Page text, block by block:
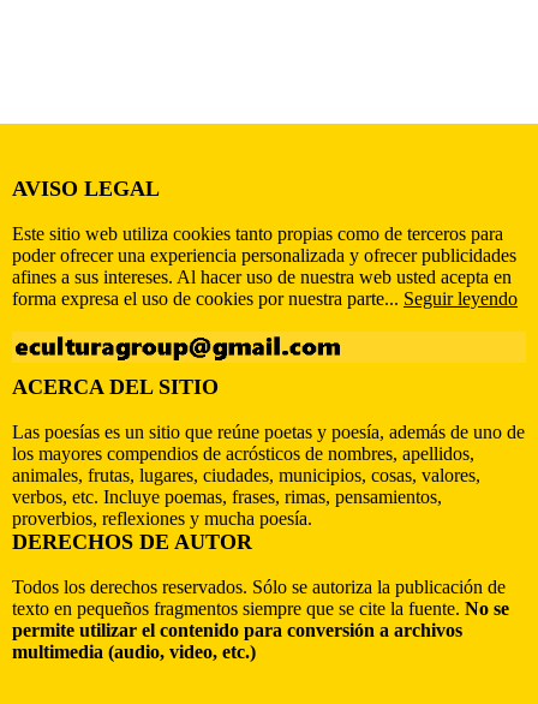
AVISO LEGAL
Este sitio web utiliza cookies tanto propias como de terceros para
poder ofrecer una experiencia personalizada y ofrecer publicidades
afines a sus intereses. Al hacer uso de nuestra web usted acepta en
forma expresa el uso de cookies por nuestra parte... Seguir leyendo
ACERCA DEL SITIO
Las poesías es un sitio que reúne poetas y poesía, además de uno de
los mayores compendios de acrósticos de nombres, apellidos,
animales, frutas, lugares, ciudades, municipios, cosas, valores,
verbos, etc. Incluye poemas, frases, rimas, pensamientos,
proverbios, reflexiones y mucha poesía.
DERECHOS DE AUTOR
Todos los derechos reservados. Sólo se autoriza la publicación de
texto en pequeños fragmentos siempre que se cite la fuente. No se
permite utilizar el contenido para conversión a archivos
multimedia (audio, video, etc.)